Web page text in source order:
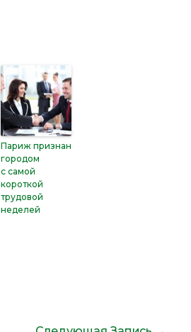
Париж признан
городом
с самой
короткой
трудовой
неделей